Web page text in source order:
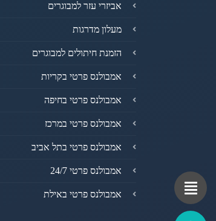
אביזרי עזר למבוגרים
מעלון מדרגות
הזמנת חיתולים למבוגרים
אמבולנס פרטי בקריות
אמבולנס פרטי בחיפה
אמבולנס פרטי במרכז
אמבולנס פרטי בתל אביב
אמבולנס פרטי 24/7
אמבולנס פרטי באילת